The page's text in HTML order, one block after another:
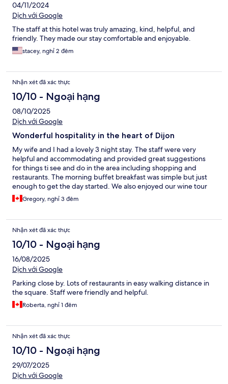
04/11/2024
Dịch với Google
The staff at this hotel was truly amazing, kind, helpful, and
friendly. They made our stay comfortable and enjoyable.
stacey, nghỉ 2 đêm
Nhận xét đã xác thực
10/10 - Ngoại hạng
08/10/2025
Dịch với Google
Wonderful hospitality in the heart of Dijon
My wife and I had a lovely 3 night stay. The staff were very
helpful and accommodating and provided great suggestions
for things ti see and do in the area including shopping and
restaurants. The morning buffet breakfast was simple but just
enough to get the day started. We also enjoyed our wine tour
with Raphael to nearby towns and wineries.
Gregory, nghỉ 3 đêm
Nhận xét đã xác thực
10/10 - Ngoại hạng
16/08/2025
Dịch với Google
Parking close by. Lots of restaurants in easy walking distance in
the square. Staff were friendly and helpful.
Roberta, nghỉ 1 đêm
Nhận xét đã xác thực
10/10 - Ngoại hạng
29/07/2025
Dịch với Google